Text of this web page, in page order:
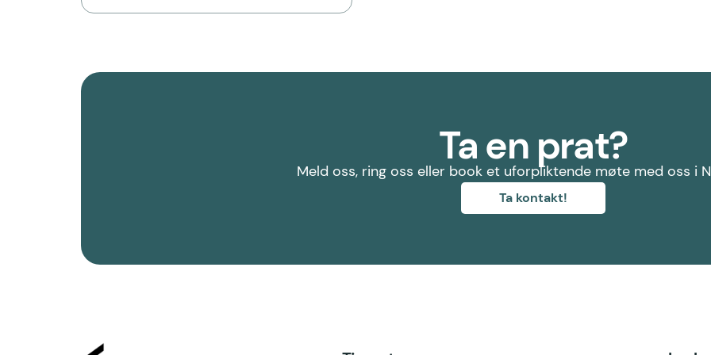
Ta en prat?
Meld oss, ring oss eller book et uforpliktende møte med oss i
Ta kontakt!